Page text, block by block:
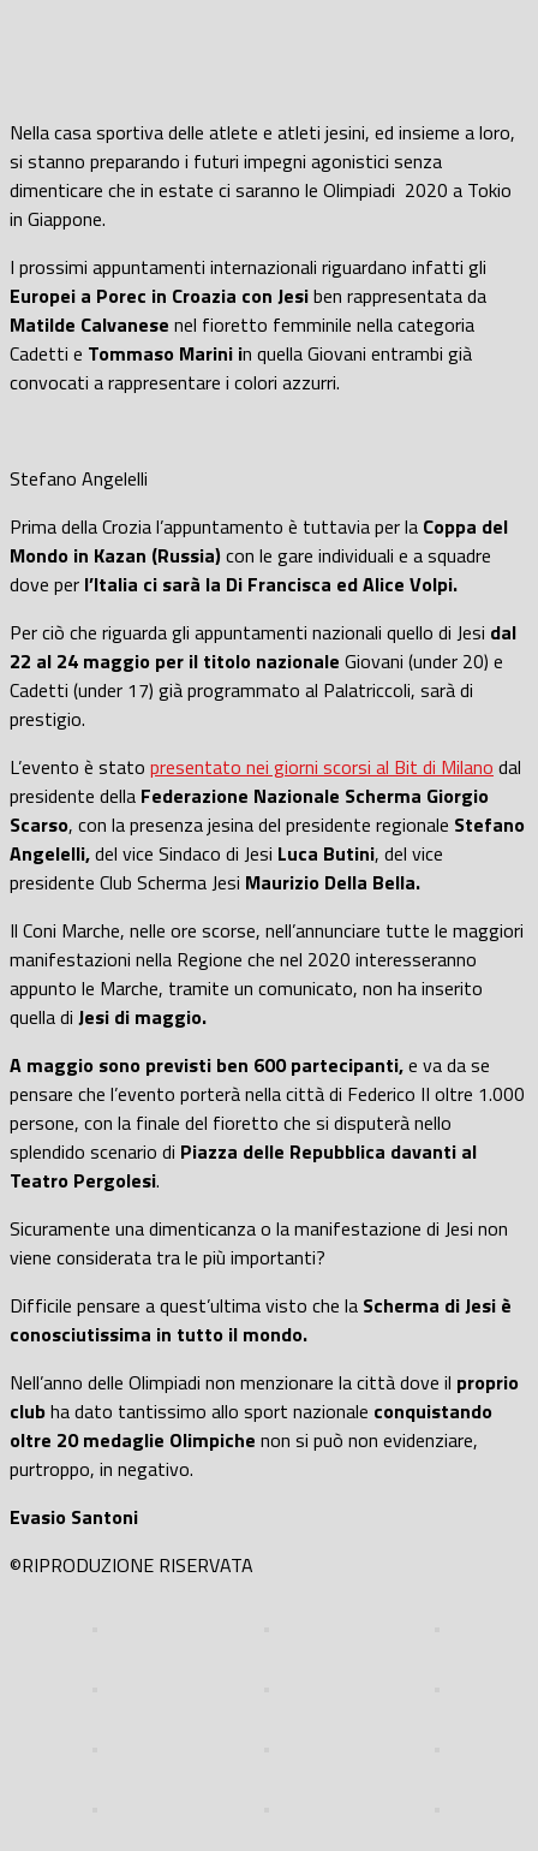
Nella casa sportiva delle atlete e atleti jesini, ed insieme a loro,
si stanno preparando i futuri impegni agonistici senza
dimenticare che in estate ci saranno le Olimpiadi 2020 a Tokio
in Giappone.
I prossimi appuntamenti internazionali riguardano infatti gli
Europei a Porec in Croazia con Jesiben rappresentata da
Matilde Calvanese nel fioretto femminile nella categoria
Cadetti e Tommaso Marini in quella Giovani entrambi già
convocati a rappresentare i colori azzurri.
Stefano Angelelli
Prima della Crozia l’appuntamento è tuttavia per la Coppa del
Mondo in Kazan (Russia)con le gare individuali e a squadre
dove per l’Italia ci sarà la Di Francisca ed Alice Volpi.
Per ciò che riguarda gli appuntamenti nazionali quello di Jesi dal
22 al 24 maggio per il titolo nazionale Giovani (under 20) e
Cadetti (under 17) già programmato al Palatriccoli, sarà di
prestigio.
L’evento è stato presentato nei giorni scorsi al Bit di Milano dal
presidente della Federazione Nazionale Scherma Giorgio
Scarso, con la presenza jesina del presidente regionale Stefano
Angelelli,del vice Sindaco di Jesi Luca Butini, del vice
presidente Club Scherma Jesi Maurizio Della Bella.
Il Coni Marche, nelle ore scorse, nell’annunciare tutte le maggiori
manifestazioni nella Regione che nel 2020 interesseranno
appunto le Marche, tramite un comunicato, non ha inserito
quella di Jesi di maggio.
A maggio sono previsti ben 600 partecipanti,e va da se
pensare che l’evento porterà nella città di Federico II oltre 1.000
persone, con la finale del fioretto che si disputerà nello
splendido scenario di Piazza delle Repubblica davanti al
Teatro Pergolesi.
Sicuramente una dimenticanza o la manifestazione di Jesi non
viene considerata tra le più importanti?
Difficile pensare a quest’ultima visto che la Scherma di Jesi è
conosciutissima in tutto il mondo.
Nell’anno delle Olimpiadi non menzionare la città dove il proprio
clubha dato tantissimo allo sport nazionale conquistando
oltre 20 medaglie Olimpiche non si può non evidenziare,
purtroppo, in negativo.
Evasio Santoni
©RIPRODUZIONE RISERVATA